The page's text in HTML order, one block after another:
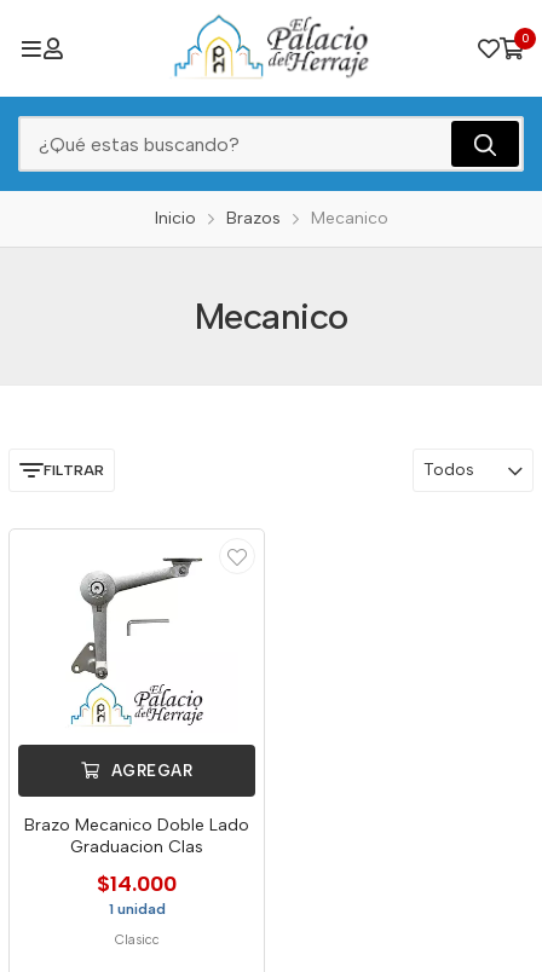
0
Inicio Brazos Mecanico
Mecanico
FILTRAR Todos
AGREGAR
Brazo Mecanico Doble Lado
Graduacion Clas
$14.000
1 unidad
Clasicc